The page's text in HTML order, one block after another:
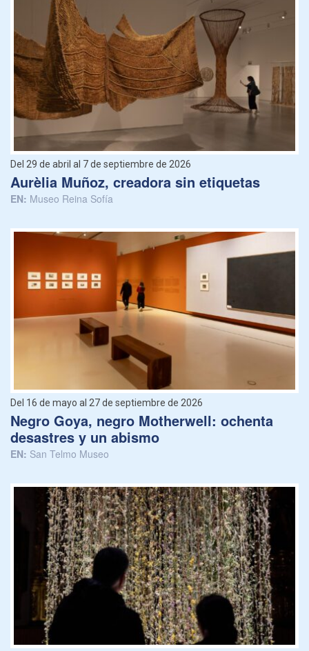
Del 29 de abril al 7 de septiembre de 2026
Aurèlia Muñoz, creadora sin etiquetas
EN: Museo Reina Sofía
Del 16 de mayo al 27 de septiembre de 2026
Negro Goya, negro Motherwell: ochenta
desastres y un abismo
EN: San Telmo Museo